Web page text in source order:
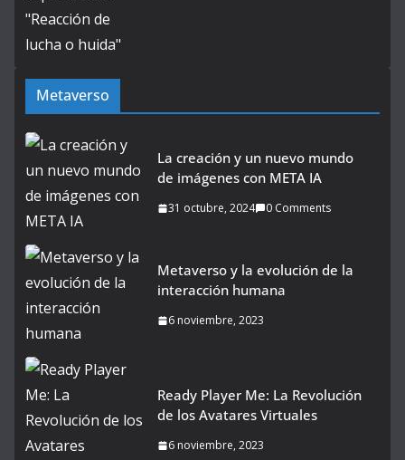
Metaverso
La creación y un nuevo mundo
de imágenes con META IA
31 octubre, 2024 0 Comments
Metaverso y la evolución de la
interacción humana
6 noviembre, 2023
Ready Player Me: La Revolución
de los Avatares Virtuales
6 noviembre, 2023